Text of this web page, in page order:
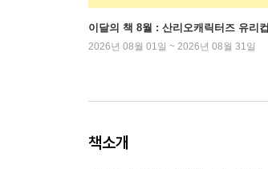
이달의 책 8월 : 산리오캐릭터즈 유리컵
2026년 08월 01일 ~ 2026년 08월 31일
책소개